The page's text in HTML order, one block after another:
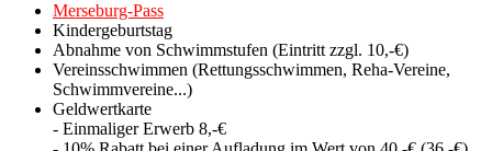
Merseburg-Pass
Kindergeburtstag
Abnahme von Schwimmstufen (Eintritt zzgl. 10,-€)
Vereinsschwimmen (Rettungsschwimmen, Reha-Vereine,
Schwimmvereine...)
Geldwertkarte
- Einmaliger Erwerb 8,-€